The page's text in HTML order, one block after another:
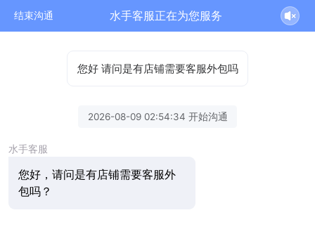
结束沟通 水手客服正在为您服务
您好 请问是有店铺需要客服外包吗
2026-08-09 02:54:34 开始沟通
水手客服
您好，请问是有店铺需要客服外
包吗？